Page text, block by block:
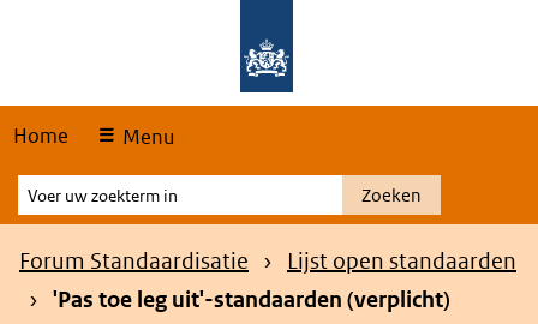
Home Menu
Voer
uw
zoekterm
Zoeken
Kruimelpad
Forum Standaardisatie
Lijst open standaarden
'Pas toe leg uit'-standaarden (verplicht)